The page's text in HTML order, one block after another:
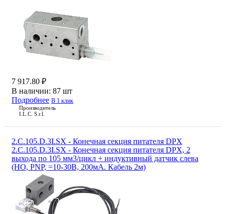
7 917.80 ₽
В наличии: 87 шт
Подробнее В 1 клик
Производитель
I.L.C. S.r.l.
2.C.105.D.3I.SX - Конечная секция питателя DPX
2.C.105.D.3I.SX - Конечная секция питателя DPX, 2
выхода по 105 мм3/цикл + индуктивный датчик слева
(НО, PNP, =10-30В, 200мА. Кабель 2м)